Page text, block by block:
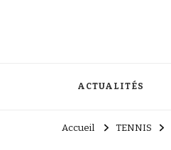
ACTUALITÉS
Accueil TENNIS